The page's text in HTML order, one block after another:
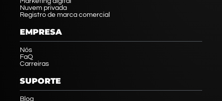
Nuvem privada
Registro de marca comercial
EMPRESA
Nós
FaQ
Carreiras
SUPORTE
Blog